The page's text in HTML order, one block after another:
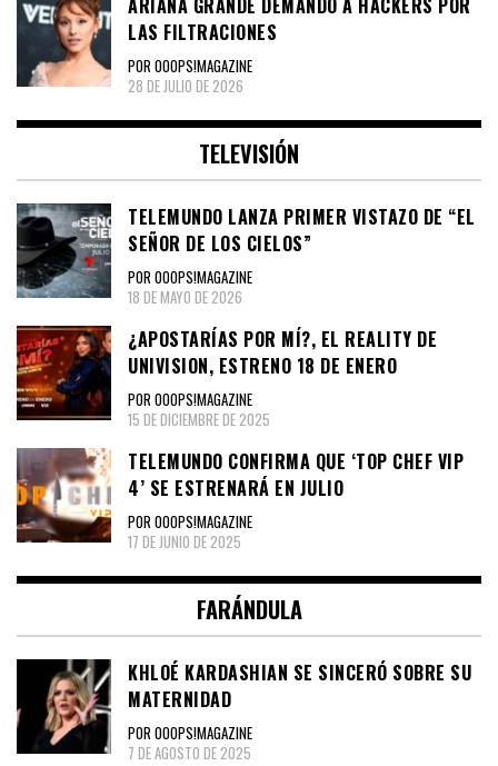
ARIANA GRANDE DEMANDÓ A HACKERS POR
LAS FILTRACIONES
POR OOOPS!MAGAZINE
28 DE JULIO DE 2026
TELEVISIÓN
TELEMUNDO LANZA PRIMER VISTAZO DE “EL
SEÑOR DE LOS CIELOS”
POR OOOPS!MAGAZINE
18 DE MAYO DE 2026
¿APOSTARÍAS POR MÍ?, EL REALITY DE
UNIVISION, ESTRENO 18 DE ENERO
POR OOOPS!MAGAZINE
15 DE DICIEMBRE DE 2025
TELEMUNDO CONFIRMA QUE ‘TOP CHEF VIP
4’ SE ESTRENARÁ EN JULIO
POR OOOPS!MAGAZINE
17 DE JUNIO DE 2025
FARÁNDULA
KHLOÉ KARDASHIAN SE SINCERÓ SOBRE SU
MATERNIDAD
POR OOOPS!MAGAZINE
7 DE AGOSTO DE 2025